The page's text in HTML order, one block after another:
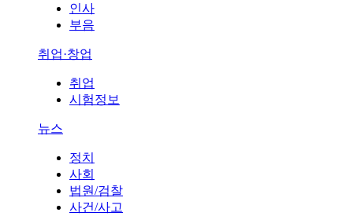
인사
부음
취업·창업
취업
시험정보
뉴스
정치
사회
법원/검찰
사건/사고